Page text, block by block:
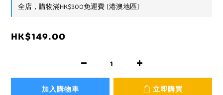
全店，購物滿HK$300免運費 (港澳地區)
HK$149.00
加入購物車 立即購買